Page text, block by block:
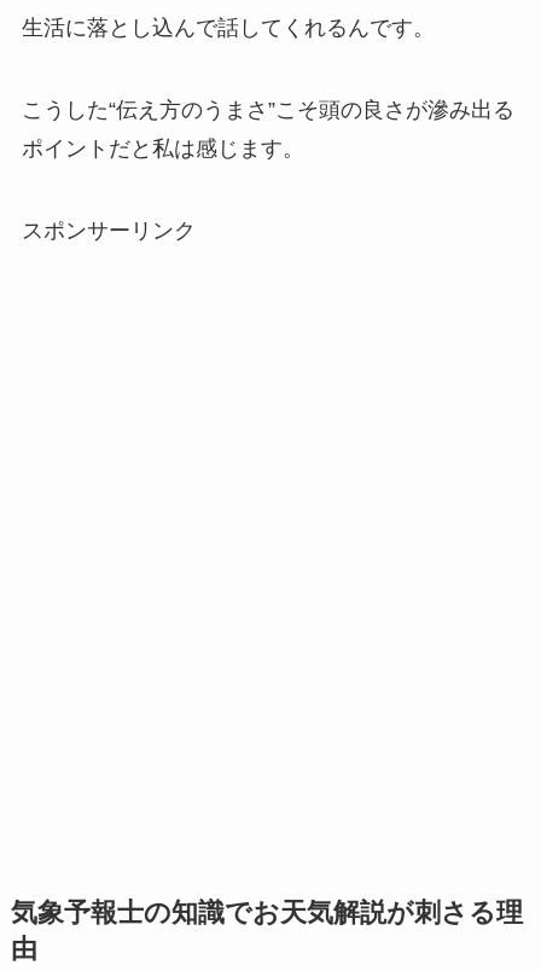
生活に落とし込んで話してくれるんです。
こうした“伝え方のうまさ”こそ頭の良さが滲み出る
ポイントだと私は感じます。
スポンサーリンク
気象予報士の知識でお天気解説が刺さる理
由